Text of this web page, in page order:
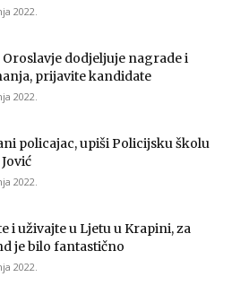
2022.
Oroslavje dodjeljuje nagrade i
prijavite kandidate
2022.
policajac, upiši Policijsku školu
2022.
i uživajte u Ljetu u Krapini, za
je bilo fantastično
2022.